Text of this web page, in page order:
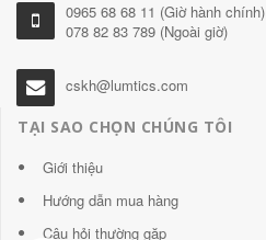
0965 68 68 11 (Giờ hành chính)
078 82 83 789 (Ngoài giờ)
cskh@lumtics.com
TẠI SAO CHỌN CHÚNG TÔI
Giới thiệu
Hướng dẫn mua hàng
Câu hỏi thường gặp